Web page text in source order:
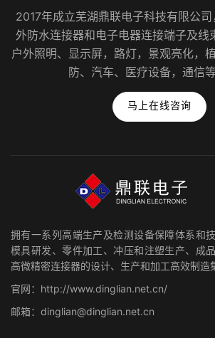
2017年成立芜湖鼎联电子科技有限公
外防水连接器和电子电器连接端子及线
户外照明、显示屏，路灯，景观亮化，
防、汽车、医疗设备，通信等
马上在线咨询
拥有一系列高端生产及检测设备保障体系和
模具研发、零件加工、冲压和注塑生产、成
高微精密连接器的设计、生产和加工高效制造
官网：http://www.dinglian.net.cn/
邮箱：dinglian@dinglian.net.cn